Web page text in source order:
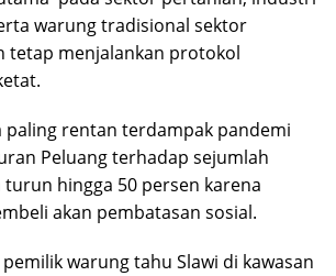
warung tradisional sektor
tetap menjalankan protokol
paling rentan terdampak pandemi
Peluang terhadap sejumlah
hingga 50 persen karena
akan pembatasan sosial.
warung tahu Slawi di kawasan